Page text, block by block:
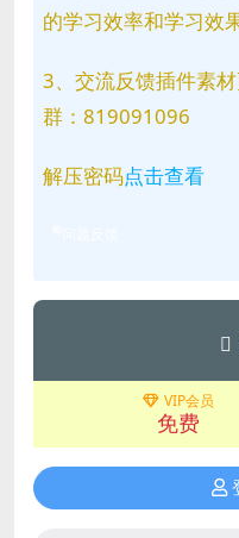
的学习效率和学习效果
3、交流反馈插件素
群：819091096
解压密码点击查看
VIP会员
免费